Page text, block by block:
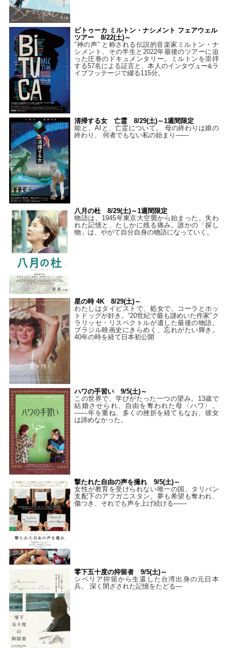
ビトゥーカ ミルトン・ナシメント フェアウェル
ツアー 8/22(土)～
“神の声” と称される伝説的音楽家ミルトン・ナ
シメント、その半生と2022年最後のツアーに迫
った圧巻のドキュメンタリー。ミルトンを崇拝
する57名による証言と、本人のインタヴュー&ラ
イブフッテージで綴る115分。
清掃する女 亡霊 8/29(土)～1週間限定
能と、AIと、亡霊について。 母の終わりは娘の
終わり、 何者でもない私の始まり――
八月の杜 8/29(土)～1週間限定
物語は、1945年東京大空襲から始まった。失わ
れた記憶と、たしかに残る痛み。誰かの「探し
物」は、やがて自分自身の物語になっていく。
星の時 4K 8/29(土)～
わたしはタイピストで、処⼥で、コーラとホッ
トドッグが好き。“20世紀で最も謎めいた作家”ク
ラリッセ・リスペクトルが遺した最後の物語。
ブラジル映画史にきらめく、忘れがたい輝き。
40年の時を経て⽇本初公開
ハワの手習い 9/5(土)～
この世界で、学びがたった一つの望み。13歳で
結婚させられ、自由を奪われた母〈ハワ〉。
——年を重ね、多くの挫折を経てもなお、彼女
は諦めなかった。
撃たれた自由の声を撮れ 9/5(土)～
女性が教育を受けられない唯一の国、タリバン
支配下のアフガニスタン。夢も希望も奪われ、
傷つき、それでも声を上げ続ける——
零下五十度の抑留者 9/5(土)～
シベリア抑留から生還した台湾出身の元日本
兵。 深く閉ざされた記憶をたどる—